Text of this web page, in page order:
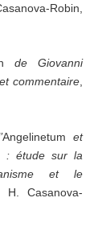
Robin,
de Giovanni
commentaire,
’Angelinetum et
: étude sur la
et le
Casanova-